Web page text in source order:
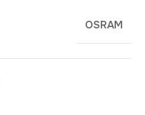
OSRAM